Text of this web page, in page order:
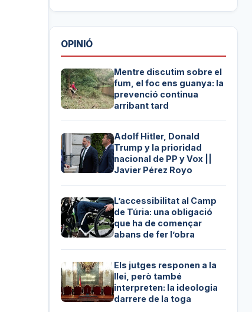
OPINIÓ
Mentre discutim sobre el
fum, el foc ens guanya: la
prevenció continua
arribant tard
Adolf Hitler, Donald
Trump y la prioridad
nacional de PP y Vox ||
Javier Pérez Royo
L’accessibilitat al Camp
de Túria: una obligació
que ha de començar
abans de fer l’obra
Els jutges responen a la
llei, però també
interpreten: la ideologia
darrere de la toga